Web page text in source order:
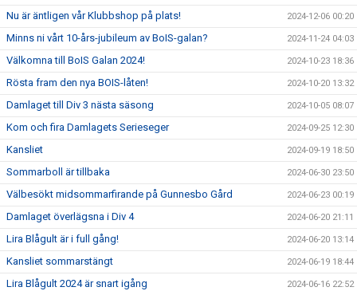
Nu är äntligen vår Klubbshop på plats! 2024-12-06 00:20
Minns ni vårt 10-års-jubileum av BoIS-galan? 2024-11-24 04:03
Välkomna till BoIS Galan 2024! 2024-10-23 18:36
Rösta fram den nya BOIS-låten! 2024-10-20 13:32
Damlaget till Div 3 nästa säsong 2024-10-05 08:07
Kom och fira Damlagets Serieseger 2024-09-25 12:30
Kansliet 2024-09-19 18:50
Sommarboll är tillbaka 2024-06-30 23:50
Välbesökt midsommarfirande på Gunnesbo Gård 2024-06-23 00:19
Damlaget överlägsna i Div 4 2024-06-20 21:11
Lira Blågult är i full gång! 2024-06-20 13:14
Kansliet sommarstängt 2024-06-19 18:44
Lira Blågult 2024 är snart igång 2024-06-16 22:52